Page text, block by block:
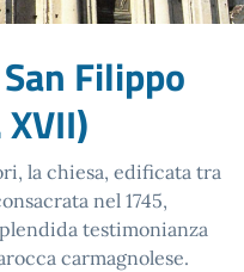
Filippo
la chiesa, edificata tra
nel 1745,
testimonianza
carmagnolese.